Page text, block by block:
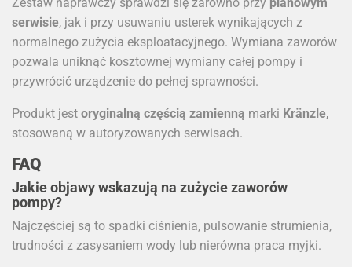
serwisie, jak i przy usuwaniu usterek wynikających z
normalnego zużycia eksploatacyjnego. Wymiana zaworów
pozwala uniknąć kosztownej wymiany całej pompy i
przywrócić urządzenie do pełnej sprawności.
Produkt jest oryginalną częścią zamienną marki Kränzle,
stosowaną w autoryzowanych serwisach.
FAQ
Jakie objawy wskazują na zużycie zaworów
pompy?
Najczęściej są to spadki ciśnienia, pulsowanie strumienia,
trudności z zasysaniem wody lub nierówna praca myjki.